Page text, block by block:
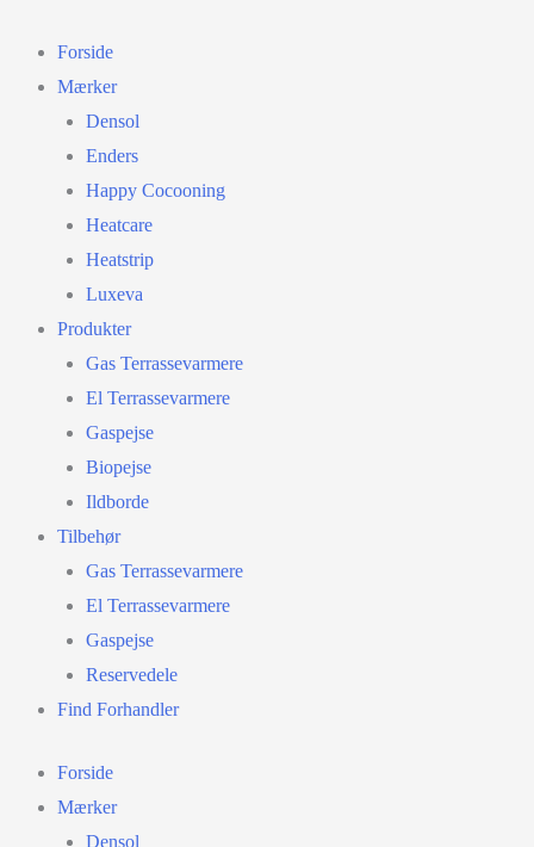
indholdet
Forside
Mærker
Densol
Enders
Happy Cocooning
Heatcare
Heatstrip
Luxeva
Produkter
Gas Terrassevarmere
El Terrassevarmere
Gaspejse
Biopejse
Ildborde
Tilbehør
Gas Terrassevarmere
El Terrassevarmere
Gaspejse
Reservedele
Find Forhandler
Forside
Mærker
Densol